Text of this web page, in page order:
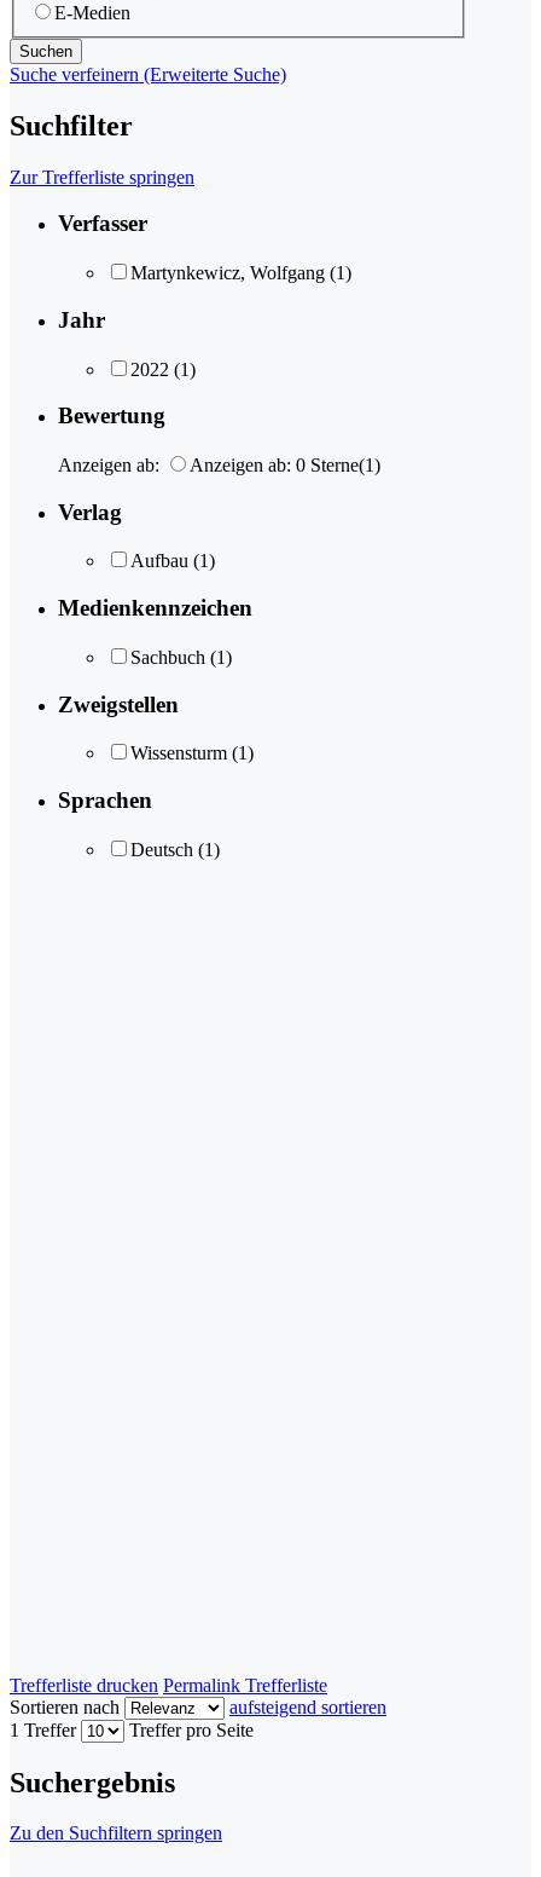
E-Medien
Suche verfeinern (Erweiterte Suche)
Suchfilter
Zur Trefferliste springen
Verfasser
Martynkewicz, Wolfgang (1)
Jahr
2022 (1)
Bewertung
Anzeigen ab: Anzeigen ab: 0 Sterne(1)
Verlag
Aufbau (1)
Medienkennzeichen
Sachbuch (1)
Zweigstellen
Wissensturm (1)
Sprachen
Deutsch (1)
Trefferliste drucken Permalink Trefferliste
Sortieren nach
aufsteigend sortieren
1 Treffer
Treffer pro Seite
Suchergebnis
Zu den Suchfiltern springen